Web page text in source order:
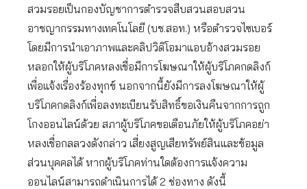
สวมรอยเป็นกองบัญชาการตำรวจสืบสวนสอบสวน
อาชญากรรมทางเทคโนโลยี (บช.สอท.) หรือตำรวจไซเบอร์
โดยมีการนำเอาภาพและคลิปวิดิโอมาแอบอ้างสวมรอย
หลอกให้ผู้บริโภคหลงเชื่อมีการโฆษณาให้ผู้บริโภคกดลิงก์
เพื่อแจ้งเรื่องร้องทุกข์ นอกจากนี้ยังมีการลงโฆษณาให้ผู้
บริโภคกดลิงก์เพื่อลงทะเบียนรับสิทธิ์ขอเงินคืนจากการถูก
โกงออนไลน์ด้วย สภาผู้บริโภคขอเตือนภัยให้ผู้บริโภคอย่า
หลงเชื่อกลลวงดังกล่าว เสี่ยงสูญเสียทรัพย์สินและข้อมูล
ส่วนบุคคลได้ หากผู้บริโภคท่านใดต้องการแจ้งความ
ออนไลน์สามารถดำเนินการได้ 2 ช่องทาง ดังนี้